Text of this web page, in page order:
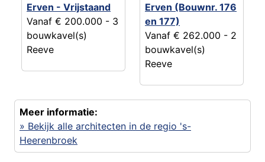
Erven - Vrijstaand
Vanaf € 200.000 - 3
bouwkavel(s)
Reeve
Erven (Bouwnr. 176
en 177)
Vanaf € 262.000 - 2
bouwkavel(s)
Reeve
Meer informatie:
» Bekijk alle architecten in de regio 's-
Heerenbroek